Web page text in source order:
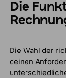
Die
Die Wahl der
deinen